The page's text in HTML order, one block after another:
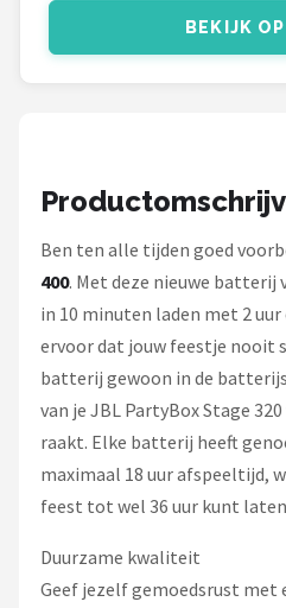
Alle merken →
BEKIJK
Ben ten alle tijden goed
400. Met deze nieuwe batterij
in 10 minuten laden met 2
ervoor dat jouw feestje nooit
batterij gewoon in de
van je JBL PartyBox Stage
raakt. Elke batterij heeft
maximaal 18 uur afspeeltijd,
feest tot wel 36 uur kunt
Duurzame kwaliteit
Geef jezelf gemoedsrust met